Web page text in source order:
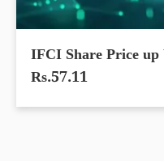
IFCI Share Price
Rs.57.11